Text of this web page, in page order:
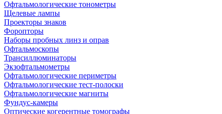
Офтальмологические тонометры
Щелевые лампы
Проекторы знаков
Форопторы
Наборы пробных линз и оправ
Офтальмоскопы
Трансиллюминаторы
Экзофтальмометры
Офтальмологические периметры
Офтальмологические тест-полоски
Офтальмологические магниты
Фундус-камеры
Оптические когерентные томографы